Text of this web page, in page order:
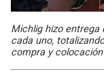
Michlig hizo entrega
cada uno,
compra y